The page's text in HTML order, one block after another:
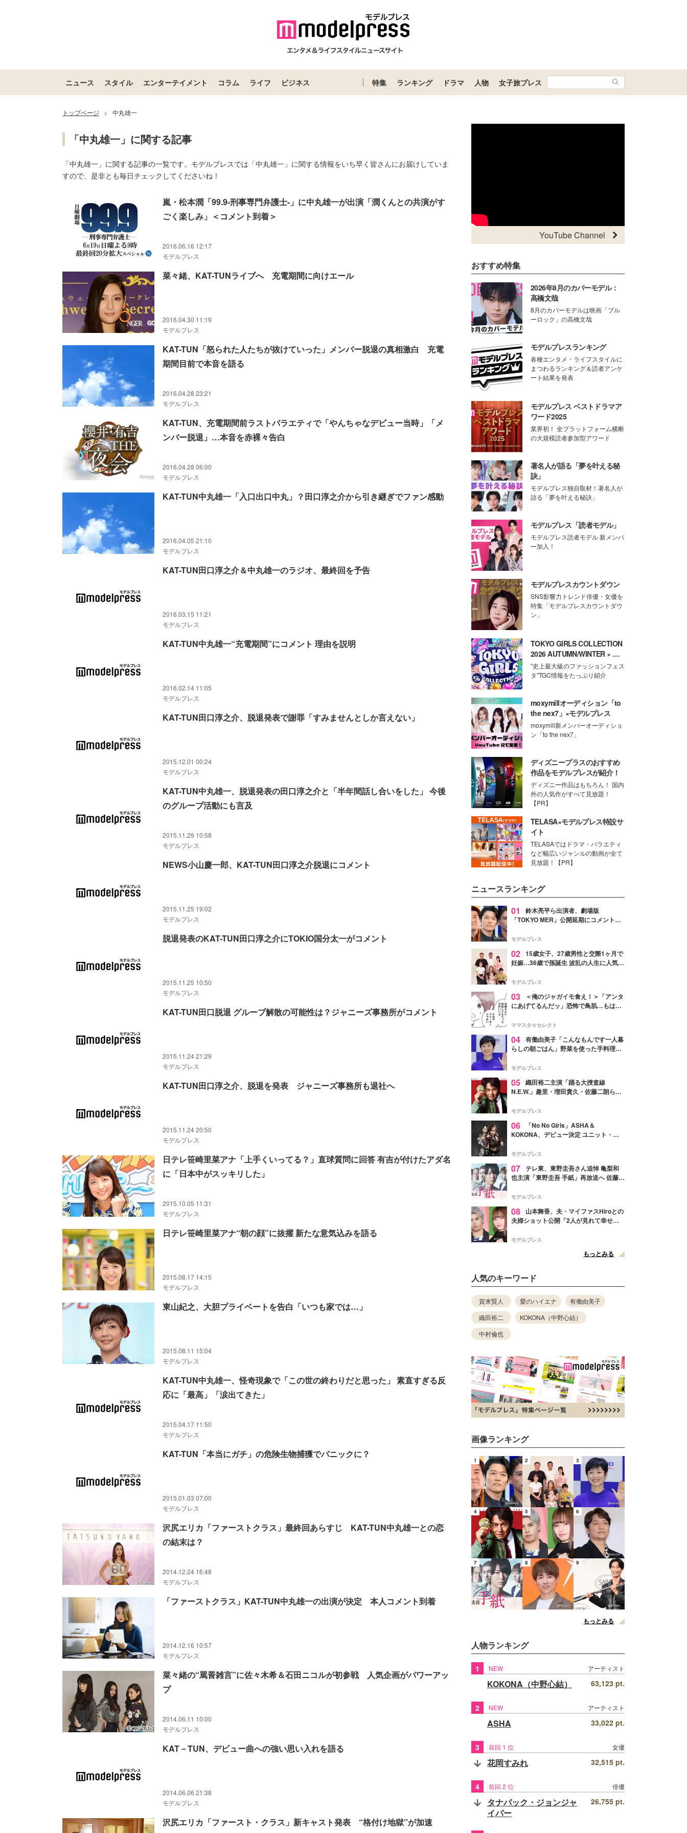
ニュース スタイル エンターテイメント コラム ライフ ビジネス 特集 ランキング ドラマ 人物 女子旅プレス
トップページ > 中丸雄一
「中丸雄一」に関する記事
「中丸雄一」に関する記事の一覧です。モデルプレスでは「中丸雄一」に関する情報をいち早く皆さんにお届けしていま
すので、是非とも毎日チェックしてくださいね！
嵐・松本潤「99.9-刑事専門弁護士-」に中丸雄一が出演「潤くんとの共演がす
ごく楽しみ」＜コメント到着＞
2016.06.16 12:17
モデルプレス
菜々緒、KAT-TUNライブへ 充電期間に向けエール
2016.04.30 11:19
モデルプレス
KAT-TUN「怒られた人たちが抜けていった」メンバー脱退の真相激白 充電
期間目前で本音を語る
2016.04.28 23:21
モデルプレス
KAT-TUN、充電期間前ラストバラエティで「やんちゃなデビュー当時」「メ
ンバー脱退」…本音を赤裸々告白
2016.04.28 06:00
モデルプレス
KAT-TUN中丸雄一「入口出口中丸」？田口淳之介から引き継ぎでファン感動
2016.04.05 21:10
モデルプレス
KAT-TUN田口淳之介＆中丸雄一のラジオ、最終回を予告
2016.03.15 11:21
モデルプレス
KAT-TUN中丸雄一“充電期間”にコメント 理由を説明
2016.02.14 11:05
モデルプレス
KAT-TUN田口淳之介、脱退発表で謝罪「すみませんとしか言えない」
2015.12.01 00:24
モデルプレス
KAT-TUN中丸雄一、脱退発表の田口淳之介と「半年間話し合いをした」 今後
のグループ活動にも言及
2015.11.29 10:58
モデルプレス
NEWS小山慶一郎、KAT-TUN田口淳之介脱退にコメント
2015.11.25 19:02
モデルプレス
脱退発表のKAT-TUN田口淳之介にTOKIO国分太一がコメント
2015.11.25 10:50
モデルプレス
KAT-TUN田口脱退 グループ解散の可能性は？ジャニーズ事務所がコメント
2015.11.24 21:29
モデルプレス
KAT-TUN田口淳之介、脱退を発表 ジャニーズ事務所も退社へ
2015.11.24 20:50
モデルプレス
日テレ笹崎里菜アナ「上手くいってる？」直球質問に回答 有吉が付けたアダ名
に「日本中がスッキリした」
2015.10.05 11:31
モデルプレス
日テレ笹崎里菜アナ“朝の顔”に抜擢 新たな意気込みを語る
2015.08.17 14:15
モデルプレス
東山紀之、大胆プライベートを告白「いつも家では…」
2015.08.11 15:04
モデルプレス
KAT-TUN中丸雄一、怪奇現象で「この世の終わりだと思った」 素直すぎる反
応に「最高」「涙出てきた」
2015.04.17 11:50
モデルプレス
KAT-TUN「本当にガチ」の危険生物捕獲でパニックに？
2015.01.03 07:00
モデルプレス
沢尻エリカ「ファーストクラス」最終回あらすじ KAT-TUN中丸雄一との恋
の結末は？
2014.12.24 16:48
モデルプレス
「ファーストクラス」KAT-TUN中丸雄一の出演が決定 本人コメント到着
2014.12.16 10:57
モデルプレス
菜々緒の“罵詈雑言”に佐々木希＆石田ニコルが初参戦 人気企画がパワーアッ
プ
2014.06.11 10:00
モデルプレス
KAT－TUN、デビュー曲への強い思い入れを語る
2014.06.06 21:38
モデルプレス
沢尻エリカ「ファースト・クラス」新キャスト発表 “格付け地獄”が加速
YouTube Channel
おすすめ特集
2026年8月のカバーモデル：
高橋文哉
8月のカバーモデルは映画「ブル
ーロック」の高橋文哉
モデルプレスランキング
各種エンタメ・ライフスタイルに
まつわるランキング＆読者アンケ
ート結果を発表
モデルプレス ベストドラマア
ワード2025
業界初！ 全プラットフォーム横断
の大規模読者参加型アワード
著名人が語る「夢を叶える秘
訣」
モデルプレス独自取材！著名人が
語る「夢を叶える秘訣」
モデルプレス「読者モデル」
モデルプレス読者モデル 新メンバ
ー加入！
モデルプレスカウントダウン
SNS影響力トレンド俳優・女優を
特集「モデルプレスカウントダウ
ン」
TOKYO GIRLS COLLECTION
2026 AUTUMN/WINTER × モ
デルプレス
"史上最大級のファッションフェス
タ"TGC情報をたっぷり紹介
moxymillオーディション「to
the nex7」×モデルプレス
moxymill新メンバーオーディショ
ン「to the nex7」
ディズニープラスのおすすめ
作品をモデルプレスが紹介！
ディズニー作品はもちろん！ 国内
外の人気作がすべて見放題！
【PR】
TELASA×モデルプレス特設サ
イト
TELASAではドラマ・バラエティ
など幅広いジャンルの動画が全て
見放題！【PR】
ニュースランキング
01
鈴木亮平ら出演者、劇場版
「TOKYO MER」公開延期にコメント
最大の敬意とエールを」
モデルプレス
02 15歳女子、27歳男性と交際1ヶ月で
妊娠…36歳で孫誕生 波乱の人生に人気タ
よ！」
モデルプレス
03
＜俺のジャガイモ食え！＞「アンタ
にあげてるんだッ」恐怖で鳥肌…もはや
ママスタ☆セレクト
04 有働由美子「こんなもんです一人暮
らしの朝ごはん」野菜を使った手料理公
そう」と反響
モデルプレス
05 織田裕二主演「踊る大捜査線
N.E.W.」趣里・増田貴久・佐藤二朗ら新
徴する“謎のキーワード”も
モデルプレス
06
「No No Girls」ASHA＆
KOKONA、デビュー決定 ユニット・
リリースへ
モデルプレス
07 テレ東、東野圭吾さん追悼 亀梨和
也主演「東野圭吾 手紙」再放送へ 佐藤隆
モデルプレス
08
山本舞香、夫・マイファスHiroとの
夫婦ショット公開「2人が見れて幸せ」
モデルプレス
もっとみる
人気のキーワード
賀来賢人 愛のハイエナ
有働由美子
織田裕二
KOKONA（中野心結）
中村倫也
画像ランキング
1 2 3
4 5 6
7 8 9
もっとみる
人物ランキング
1 NEW アーティスト
KOKONA（中野心結） 63,123 pt.
2 NEW アーティスト
ASHA 33,022 pt.
3 前回 1 位 女優
花岡すみれ 32,515 pt.
4 前回 2 位 俳優
タナパック・ジョンジャ
イパー
26,755 pt.